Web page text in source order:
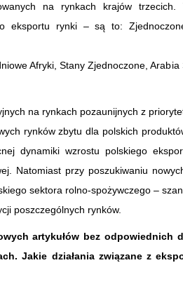
na rynkach krajów trzecich.
eksportu rynki – są to:
Afryki, Stany Zjednoczone, Arabia
na rynkach pozaunijnych z
rynków zbytu dla polskich
dynamiki wzrostu polskiego
Natomiast przy poszukiwaniu
sektora rolno-spożywczego –
poszczególnych rynków.
artykułów bez odpowiednich
Jakie działania związane z